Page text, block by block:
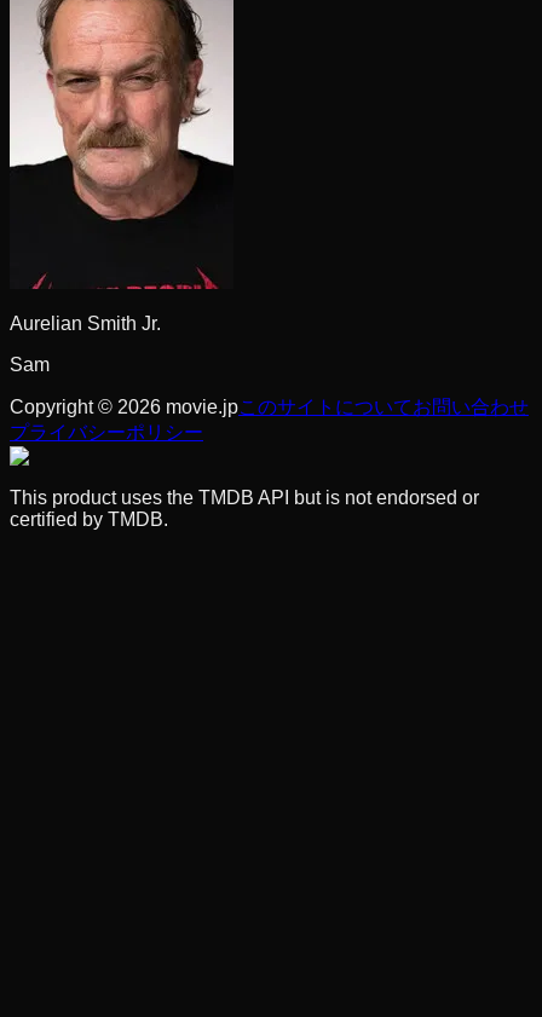
Aurelian Smith Jr.
Sam
Copyright © 2026 movie.jpこのサイトについてお問い合わせ
プライバシーポリシー
This product uses the TMDB API but is not endorsed or
certified by TMDB.